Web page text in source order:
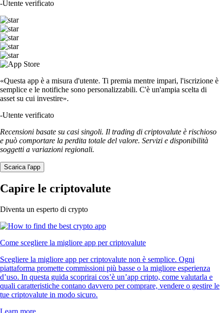
USDT$ 0.864853
DOGE
TRUMP$1.28+0.60%
LTC$39.47-0.44%
SHIB$0.000004+0.28%
SUSHI$0.143199 -0.92%
PENDLE$1.19+1.28%